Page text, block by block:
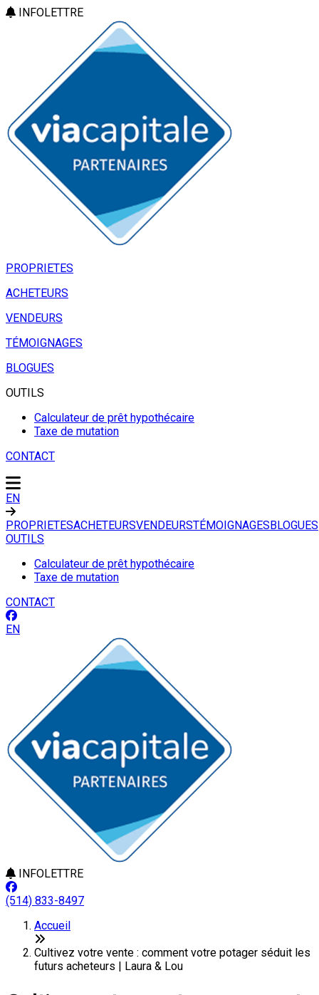
INFOLETTRE
PROPRIETES
ACHETEURS
VENDEURS
TÉMOIGNAGES
BLOGUES
OUTILS
Calculateur de prêt hypothécaire
Taxe de mutation
CONTACT
EN
PROPRIETESACHETEURSVENDEURSTÉMOIGNAGESBLOGUES
OUTILS
Calculateur de prêt hypothécaire
Taxe de mutation
CONTACT
EN
INFOLETTRE
(514) 833-8497
Accueil
Cultivez votre vente : comment votre potager séduit les
futurs acheteurs | Laura & Lou